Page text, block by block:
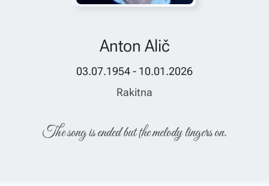
Anton Alič
03.07.1954 - 10.01.2026
Rakitna
The song is ended but the melody lingers on.